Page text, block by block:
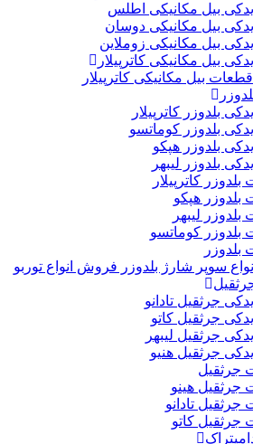
اطلس
دوسان
زوملاین
کاترپیلار
کاترپیلار
کوماتسو
هپکو
لیبهر
بلدوزر فروش انواع توربو
تادانو
کاتو
لیبهر
هنیو